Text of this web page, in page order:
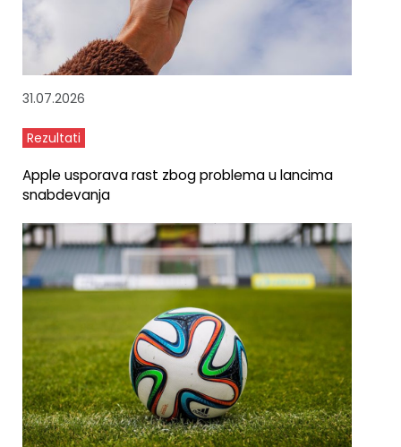
31.07.2026
Rezultati
Apple usporava rast zbog problema u lancima
snabdevanja